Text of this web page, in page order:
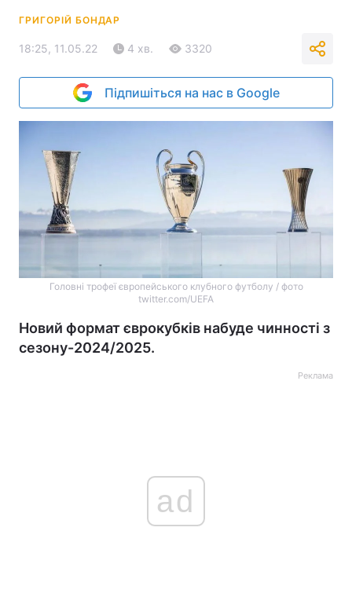
ГРИГОРІЙ БОНДАР
18:25, 11.05.22 4 хв. 3320
Підпишіться на нас в Google
Головні трофеї європейського клубного футболу / фото
twitter.com/UEFA
Новий формат єврокубків набуде чинності з
сезону-2024/2025.
Реклама
ad